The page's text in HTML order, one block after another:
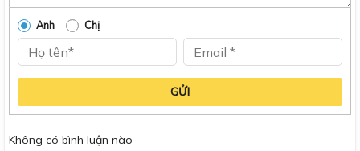
Anh Chị
GỬI
Không có bình luận nào